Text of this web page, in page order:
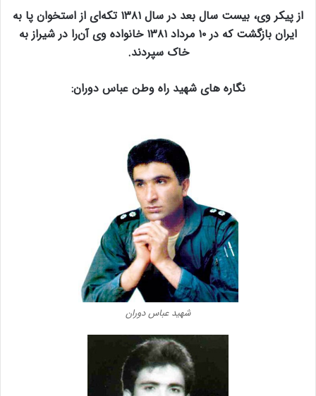
از پیکر وی، بیست سال بعد در سال ۱۳۸۱ تکه‌ای از استخوان پا به
ایران بازگشت که در ۱۰ مرداد ۱۳۸۱ خانواده وی آن‌را در شیراز به
خاک سپردند.
نگاره های شهید راه وطن عباس دوران:
شهید عباس دوران